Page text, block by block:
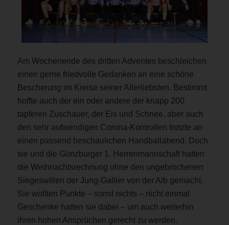
Am Wochenende des dritten Adventes beschleichen
einen gerne friedvolle Gedanken an eine schöne
Bescherung im Kreise seiner Allerliebsten. Bestimmt
hoffte auch der ein oder andere der knapp 200
tapferen Zuschauer, der Eis und Schnee, aber auch
den sehr aufwendigen Corona-Kontrollen trotzte an
einen passend beschaulichen Handballabend. Doch
sie und die Günzburger 1. Herrenmannschaft hatten
die Weihnachtsrechnung ohne den ungebrochenen
Siegeswillen der Jung-Gallier von der Alb gemacht.
Sie wollten Punkte – sonst nichts – nicht einmal
Geschenke hatten sie dabei – um auch weiterhin
ihren hohen Ansprüchen gerecht zu werden.